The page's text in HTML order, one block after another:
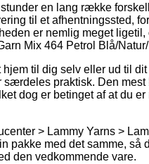
en lang række
til et afhentningssted,
er nemlig meget
Mix 464 Petrol Blå/
til dig selv eller ud til
særdeles praktisk. Den
dog er betinget af at du
> Lammy Yarns >
med det samme, så
den vedkommende vare.